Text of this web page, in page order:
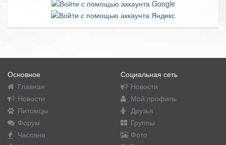
Основное
Главная
Новости
Питомцы
Форум
Часовня
Социальная сеть
Новости
Мой профиль
Друзья
Группы
Фото